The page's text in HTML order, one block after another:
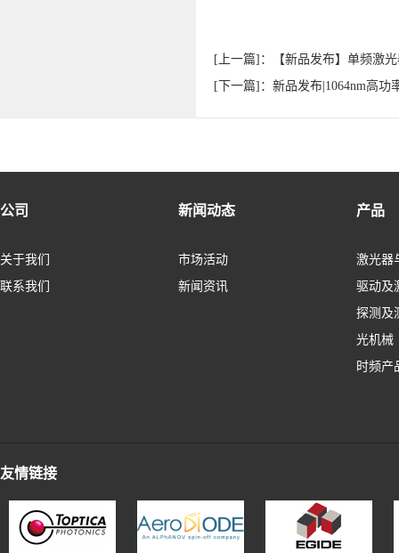
[上一篇]：【新品发布】单频激
[下一篇]：新品发布|1064nm高功
公司
关于我们
联系我们
新闻动态
市场活动
新闻资讯
产品
激光器
驱动及
探测及
光机械
时频产
友情链接